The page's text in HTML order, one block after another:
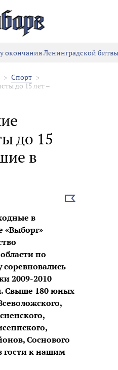
Ленинградской битвы
Спорт
до 15 лет –
до 15
в
Выбрать
в
«Выборг»
по
соревновались
2009-2010
Свыше 180 юных
Соснового
гости к нашим